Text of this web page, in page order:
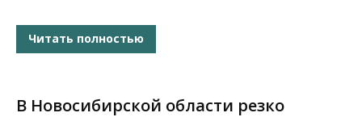
Читать полностью
В Новосибирской области резко